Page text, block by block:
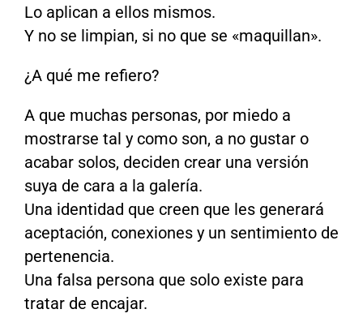
Lo aplican a ellos mismos.
Y no se limpian, si no que se «maquillan».
¿A qué me refiero?
A que muchas personas, por miedo a
mostrarse tal y como son, a no gustar o
acabar solos, deciden crear una versión
suya de cara a la galería.
Una identidad que creen que les generará
aceptación, conexiones y un sentimiento de
pertenencia.
Una falsa persona que solo existe para
tratar de encajar.